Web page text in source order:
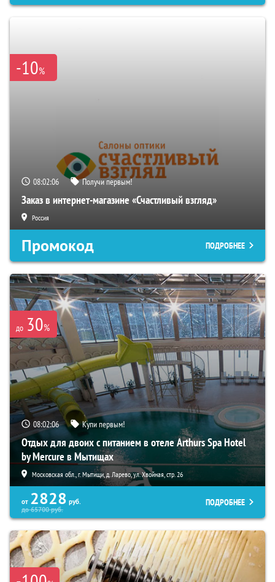
-10%
08:02:04 Получи первым!
Заказ в интернет-магазине «Счастливый взгляд»
Россия
Промокод ПОДРОБНЕЕ
до 30%
08:02:04 Купи первым!
Отдых для двоих с питанием в отеле Arthurs Spa Hotel
by Mercure в Мытищах
Московская обл., г. Мытищи, д. Ларево, ул. Хвойная, стр. 26
от 2828 руб.
до65700руб.
ПОДРОБНЕЕ